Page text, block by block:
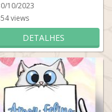
10/2023
views
DETALHES